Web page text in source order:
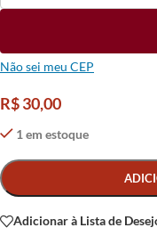
Não sei meu CEP
R$30,00
1 em estoque
Alternative:
Adicionar à Lista de